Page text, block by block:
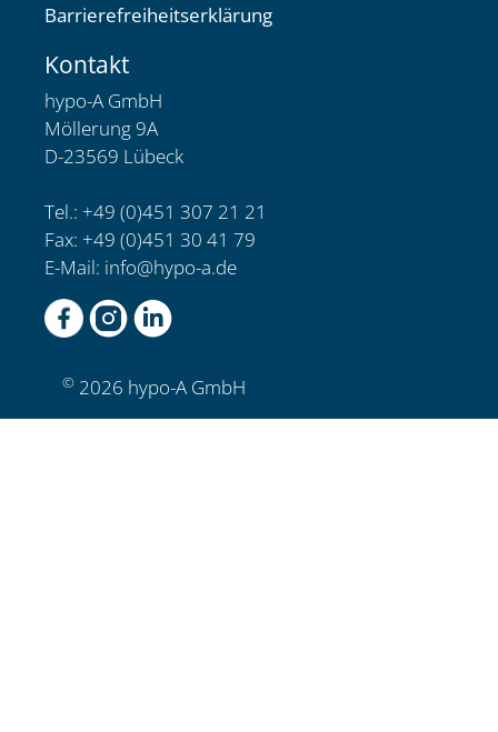
Barrierefreiheitserklärung
Kontakt
hypo-A GmbH
Möllerung 9A
D-23569 Lübeck
Tel.: +49 (0)451 307 21 21
Fax: +49 (0)451 30 41 79
E-Mail: info@hypo-a.de
© 2026 hypo-A GmbH